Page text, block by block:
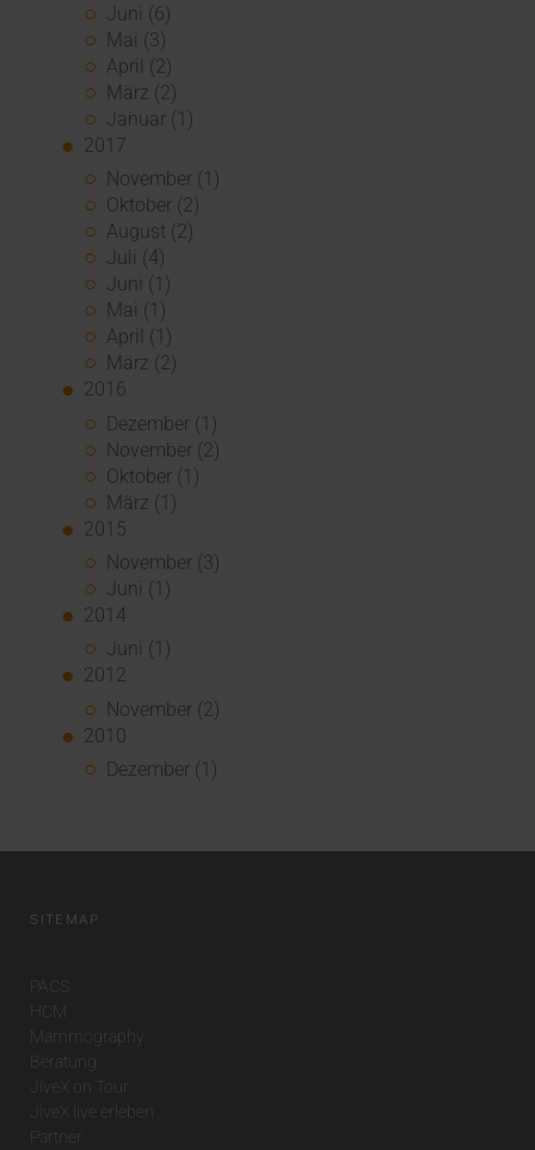
Juni (6)
Mai (3)
April (2)
März (2)
Januar (1)
2017
November (1)
Oktober (2)
August (2)
Juli (4)
Juni (1)
Mai (1)
April (1)
März (2)
2016
Dezember (1)
November (2)
Oktober (1)
März (1)
2015
November (3)
Juni (1)
2014
Juni (1)
2012
November (2)
2010
Dezember (1)
SITEMAP
PACS
HCM
Mammography
Beratung
JiveX on Tour
JiveX live erleben
Partner